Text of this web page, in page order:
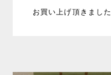
お買い上げ頂きました